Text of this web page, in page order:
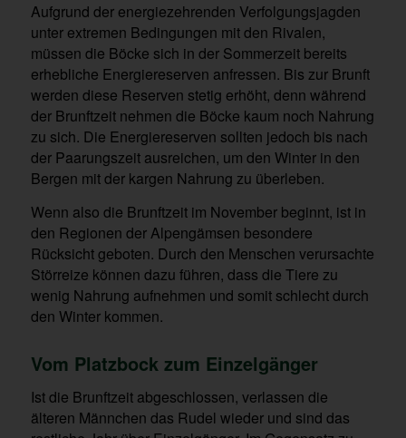
Aufgrund der energiezehrenden Verfolgungsjagden
unter extremen Bedingungen mit den Rivalen,
müssen die Böcke sich in der Sommerzeit bereits
erhebliche Energiereserven anfressen. Bis zur Brunft
werden diese Reserven stetig erhöht, denn während
der Brunftzeit nehmen die Böcke kaum noch Nahrung
zu sich. Die Energiereserven sollten jedoch bis nach
der Paarungszeit ausreichen, um den Winter in den
Bergen mit der kargen Nahrung zu überleben.
Wenn also die Brunftzeit im November beginnt, ist in
den Regionen der Alpengämsen besondere
Rücksicht geboten. Durch den Menschen verursachte
Störreize können dazu führen, dass die Tiere zu
wenig Nahrung aufnehmen und somit schlecht durch
den Winter kommen.
Vom Platzbock zum Einzelgänger
Ist die Brunftzeit abgeschlossen, verlassen die
älteren Männchen das Rudel wieder und sind das